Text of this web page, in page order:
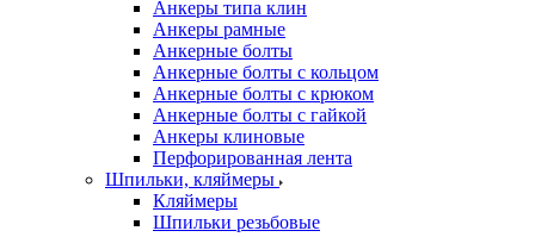
Анкеры типа клин
Анкеры рамные
Анкерные болты
Анкерные болты с кольцом
Анкерные болты с крюком
Анкерные болты с гайкой
Анкеры клиновые
Перфорированная лента
Шпильки, кляймеры
Кляймеры
Шпильки резьбовые